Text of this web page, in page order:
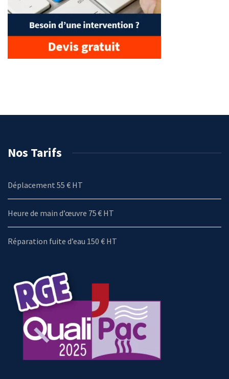
Nos Tarifs
Déplacement 55 € HT
Heure de main d’œuvre 75 € HT
Réparation fuite d’eau 150 € HT